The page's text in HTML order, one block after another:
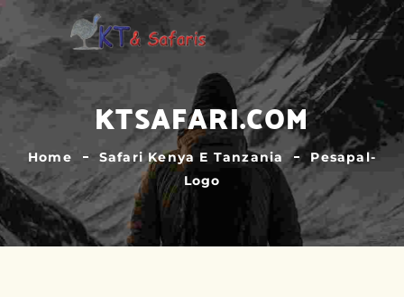
KTSAFARI.COM
Home Safari Kenya E Tanzania
Pesapal-
Logo